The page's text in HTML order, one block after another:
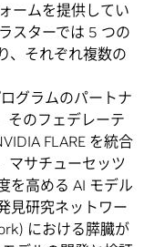
ームを提供してい
スターでは 5 つの
、それぞれ複数の
グラムのパートナ
そのフェデレーテ
FLARE を統合
マサチューセッツ
を高める AI モデル
見研究ネットワー
における膵臓が